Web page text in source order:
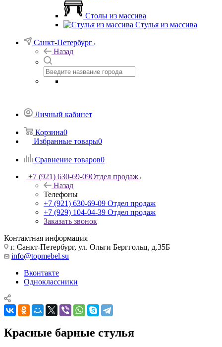
Столы из массива
Стулья из массива
Санкт-Петербург
Назад
Личный кабинет
Корзина0
Избранные товары0
Сравнение товаров0
+7 (921) 630-69-09Отдел продаж
Назад
Телефоны
+7 (921) 630-69-09 Отдел продаж
+7 (929) 104-04-39 Отдел продаж
Заказать звонок
Контактная информация
г. Санкт-Петербург, ул. Ольги Берггольц, д.35Б
info@topmebel.su
Вконтакте
Одноклассники
Красные барные стулья